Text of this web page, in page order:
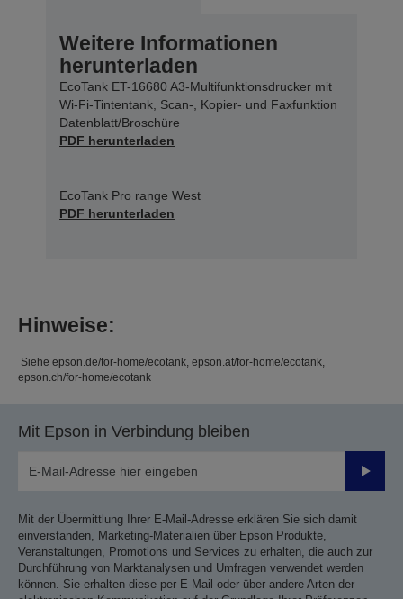
Weitere Informationen
herunterladen
EcoTank ET-16680 A3-Multifunktionsdrucker mit
Wi-Fi-Tintentank, Scan-, Kopier- und Faxfunktion
Datenblatt/Broschüre
PDF herunterladen
EcoTank Pro range West
PDF herunterladen
Hinweise:
Siehe epson.de/for-home/ecotank, epson.at/for-home/ecotank,
epson.ch/for-home/ecotank
Mit Epson in Verbindung bleiben
Mit der Übermittlung Ihrer E-Mail-Adresse erklären Sie sich damit
einverstanden, Marketing-Materialien über Epson Produkte,
Veranstaltungen, Promotions und Services zu erhalten, die auch zur
Durchführung von Marktanalysen und Umfragen verwendet werden
können. Sie erhalten diese per E-Mail oder über andere Arten der